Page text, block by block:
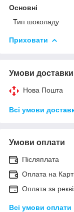
Основні
Тип шоколаду
Приховати
Умови доставки
Нова Пошта
Всі умови
Умови оплати
Післяплата
Оплата на
Оплата за
Всі умови оплати